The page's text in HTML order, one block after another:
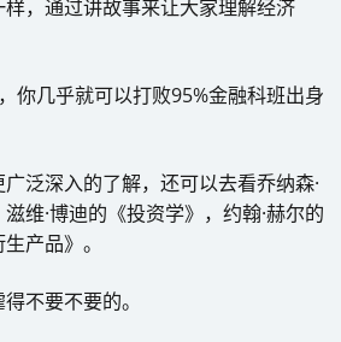
样，通过讲故事来让大家理解经济
你几乎就可以打败95%金融科班出身
泛深入的了解，还可以去看乔纳森·
维·博迪的《投资学》，约翰·赫尔的
产品》。
不要不要的。